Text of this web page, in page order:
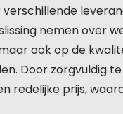
verschillende
nemen over
ook op de
Door zorgvuldig
redelijke prijs,